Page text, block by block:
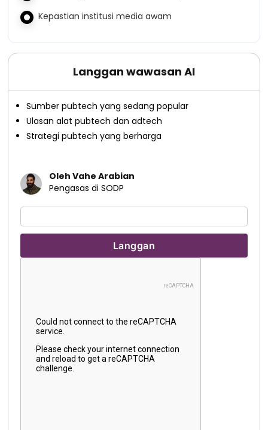
Kepastian institusi media awam
Langgan wawasan AI
Sumber pubtech yang sedang popular
Ulasan alat pubtech dan adtech
Strategi pubtech yang berharga
Oleh Vahe Arabian
Pengasas di SODP